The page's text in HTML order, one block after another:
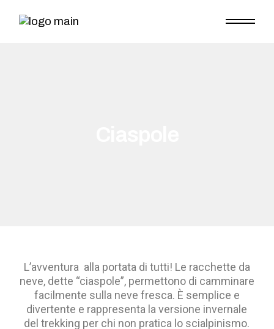
L’avventura alla portata di tutti! Le racchette da
neve, dette “ciaspole”, permettono di camminare
facilmente sulla neve fresca. È semplice e
divertente e rappresenta la versione invernale
del trekking per chi non pratica lo scialpinismo.